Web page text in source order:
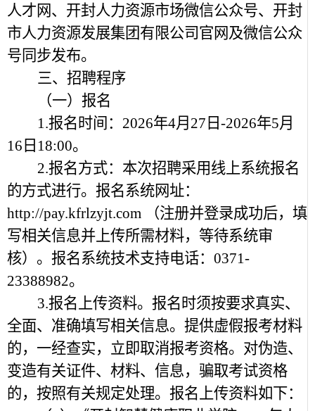
人才网、开封人力资源市场微信公众号、开封
市人力资源发展集团有限公司官网及微信公众
号同步发布。
三、招聘程序
（一）报名
1.报名时间：2026年4月27日-2026年5月
16日18:00。
2.报名方式：本次招聘采用线上系统报名
的方式进行。报名系统网址：
http://pay.kfrlzyjt.com （注册并登录成功后，填
写相关信息并上传所需材料，等待系统审
核）。报名系统技术支持电话：0371-
23388982。
3.报名上传资料。报名时须按要求真实、
全面、准确填写相关信息。提供虚假报考材料
的，一经查实，立即取消报考资格。对伪造、
变造有关证件、材料、信息，骗取考试资格
的，按照有关规定处理。报名上传资料如下：